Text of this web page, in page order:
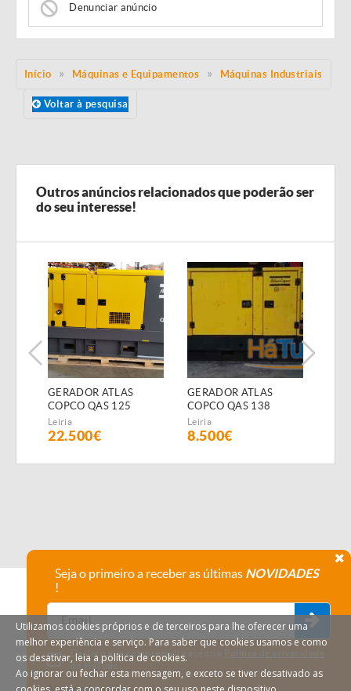
Denunciar anúncio
Início Máquinas e Equipamentos Máquinas Industriais
Voltar à pesquisa
Outros anúncios relacionados que poderão ser
do seu interesse!
GERADOR ATLAS
COPCO QAS 125
(Diesel)
Leiria
22.500€
GERADOR ATLAS
COPCO QAS 138
(Diesel)
Leiria
8.500€
Seja o primeiro a receber as últimas NOVIDADES
!
Declaro que compreendi e aceito a Política de privacidade
do HáTudo.
Anular subscrição
Utilizamos cookies próprios e de terceiros para lhe oferecer uma
melhor experiência e serviço. Para saber que cookies usamos e como
os desativar, leia a política de cookies.
Ao ignorar ou fechar esta mensagem, e exceto se tiver desativado as